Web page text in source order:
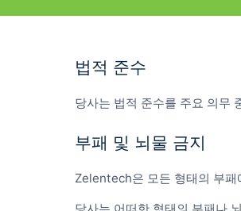
법적 준수
당사는 법적 준수를 주요 의무
부패 및 뇌물 금지
Zelentech은 모든 형태의 부패